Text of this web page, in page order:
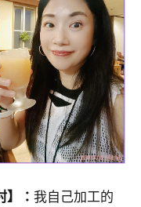
】：我自己加工的